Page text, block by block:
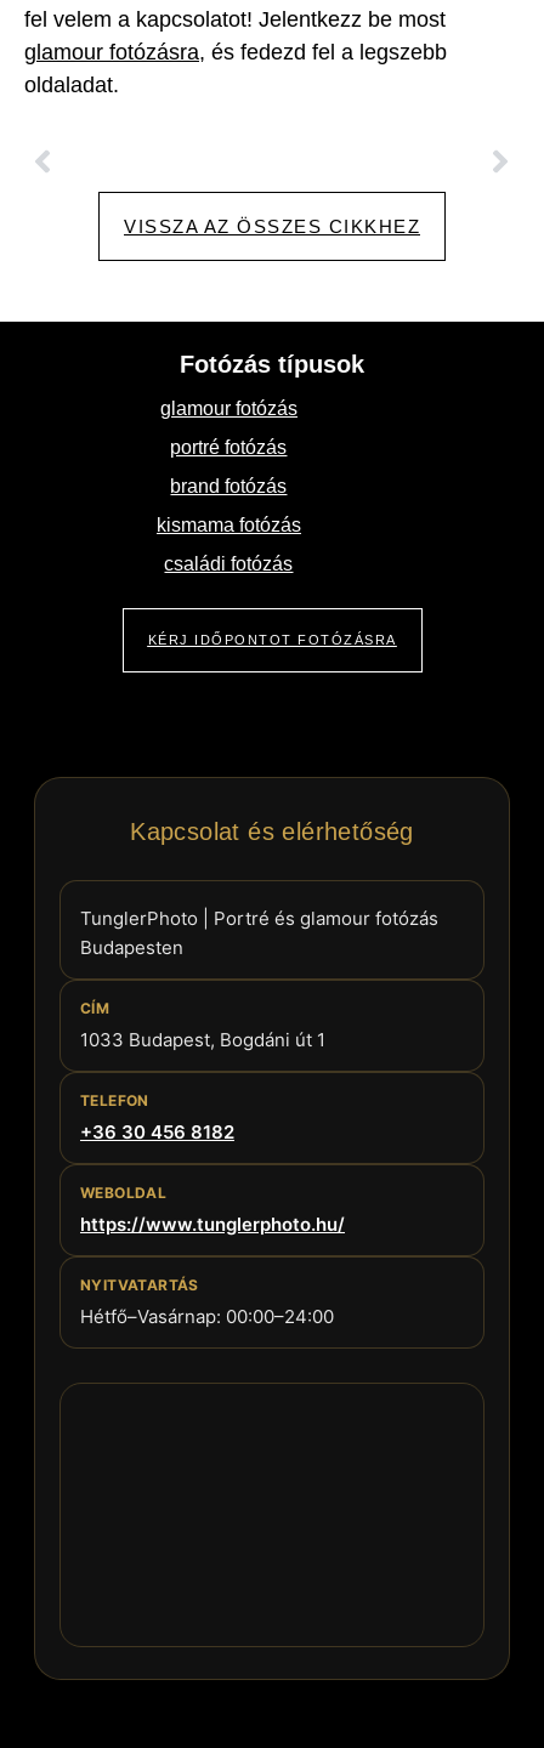
fel velem a kapcsolatot! Jelentkezz be most
glamour fotózásra, és fedezd fel a legszebb
oldaladat.
VISSZA AZ ÖSSZES CIKKHEZ
Fotózás típusok
glamour fotózás
portré fotózás
brand fotózás
kismama fotózás
családi fotózás
KÉRJ IDŐPONTOT FOTÓZÁSRA
Kapcsolat és elérhetőség
TunglerPhoto | Portré és glamour fotózás
Budapesten
CÍM
1033 Budapest, Bogdáni út 1
TELEFON
+36 30 456 8182
WEBOLDAL
https://www.tunglerphoto.hu/
NYITVATARTÁS
Hétfő–Vasárnap: 00:00–24:00